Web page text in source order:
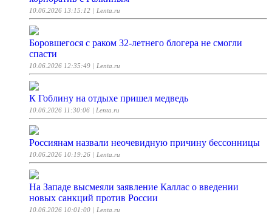
10.06.2026 13:15:12 | Lenta.ru
Боровшегося с раком 32-летнего блогера не смогли
спасти
10.06.2026 12:35:49 | Lenta.ru
К Гоблину на отдыхе пришел медведь
10.06.2026 11:30:06 | Lenta.ru
Россиянам назвали неочевидную причину бессонницы
10.06.2026 10:19:26 | Lenta.ru
На Западе высмеяли заявление Каллас о введении
новых санкций против России
10.06.2026 10:01:00 | Lenta.ru